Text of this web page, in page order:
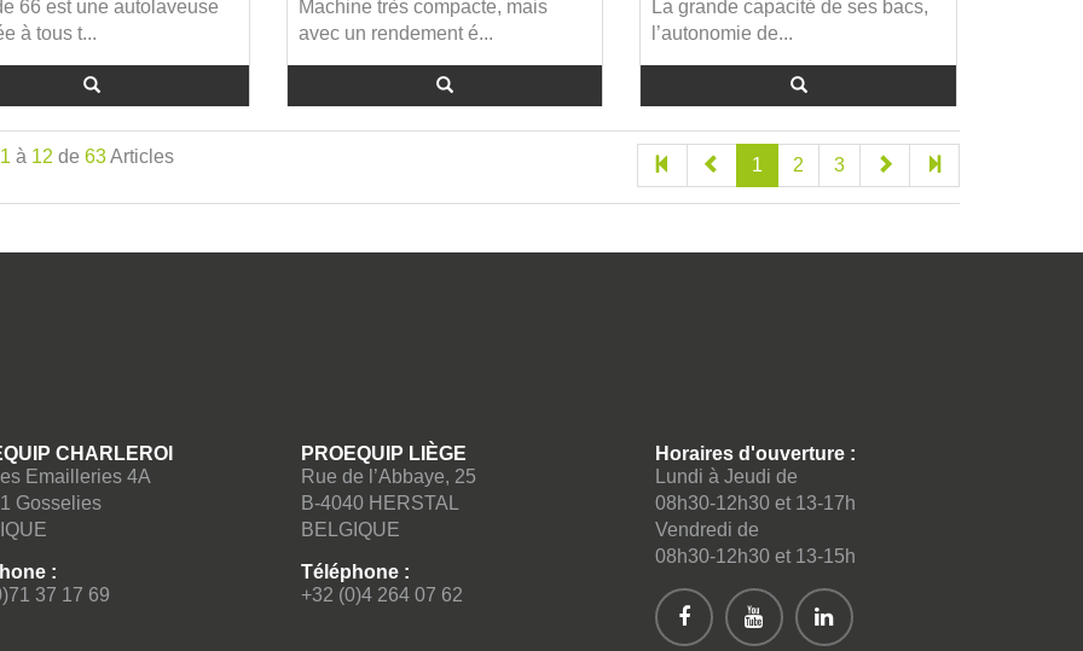
66 est une autolaveuse
à tous t...
Machine très compacte, mais
avec un rendement é...
La grande capacité de ses bacs,
l’autonomie de...
1 à 12 de 63Articles 1 2 3
CHARLEROI
Emailleries 4A
Gosselies
:
37 17 69
PROEQUIP LIÈGE
Rue de l’Abbaye, 25
B-4040 HERSTAL
BELGIQUE
Téléphone :
+32 (0)4 264 07 62
Horaires d'ouverture :
Lundi à Jeudi de
08h30-12h30 et 13-17h
Vendredi de
08h30-12h30 et 13-15h